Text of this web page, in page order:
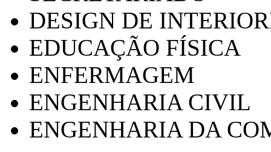
DESIGN DE
EDUCAÇÃO FÍSICA
ENFERMAGEM
ENGENHARIA CIVIL
ENGENHARIA DA